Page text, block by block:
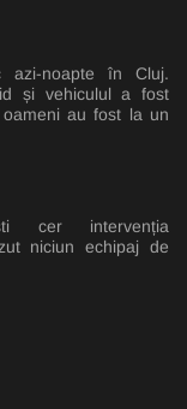
noapte în Cluj.
și vehiculul a fost
au fost la un
cer intervenția
niciun echipaj de